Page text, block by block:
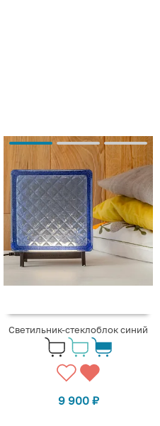
Светильник-стеклоблок синий
9 900 ₽